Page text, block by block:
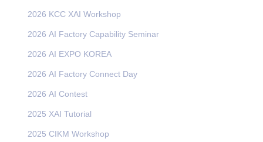
2026 KCC XAI Workshop
2026 AI Factory Capability Seminar
2026 AI EXPO KOREA
2026 AI Factory Connect Day
2026 AI Contest
2025 XAI Tutorial
2025 CIKM Workshop